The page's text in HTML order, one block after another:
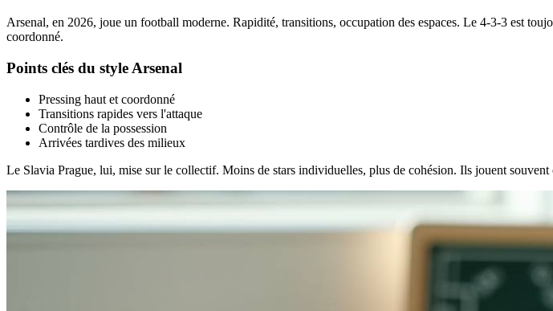
Arsenal, en 2026, joue un football moderne. Rapidité, transitions, occupation des espaces. Le 4-3-3 est
coordonné.
Points clés du style Arsenal
Pressing haut et coordonné
Transitions rapides vers l'attaque
Contrôle de la possession
Arrivées tardives des milieux
Le Slavia Prague, lui, mise sur le collectif. Moins de stars individuelles, plus de cohésion. Ils jouent